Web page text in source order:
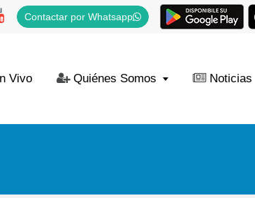
Contactar por Whatsapp
Vivo Quiénes Somos Noticias